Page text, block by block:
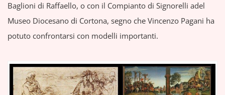
Baglioni di Raffaello, o con il Compianto di Signorelli adel
Museo Diocesano di Cortona, segno che Vincenzo Pagani ha
potuto confrontarsi con modelli importanti.